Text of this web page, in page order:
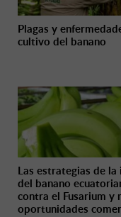
Plagas y
cultivo del banano
Las estrategias de
del banano
contra el Fusarium y
oportunidades